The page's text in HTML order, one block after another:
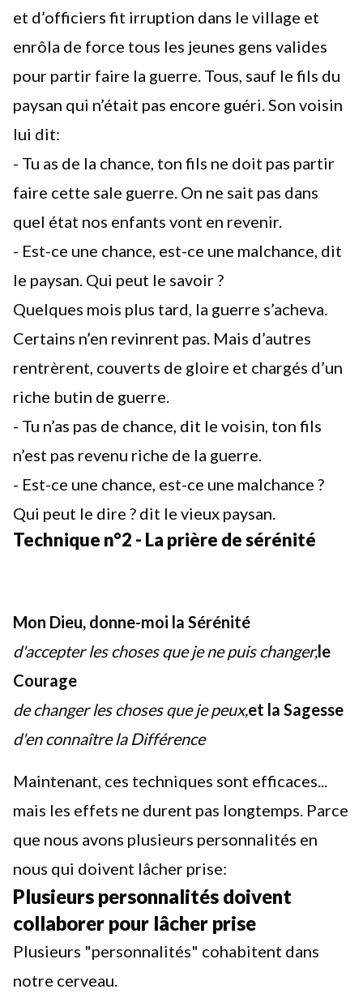
et d’officiers fit irruption dans le village et
enrôla de force tous les jeunes gens valides
pour partir faire la guerre. Tous, sauf le fils du
paysan qui n’était pas encore guéri. Son voisin
lui dit:
- Tu as de la chance, ton fils ne doit pas partir
faire cette sale guerre. On ne sait pas dans
quel état nos enfants vont en revenir.
- Est-ce une chance, est-ce une malchance, dit
le paysan. Qui peut le savoir ?
Quelques mois plus tard, la guerre s’acheva.
Certains n’en revinrent pas. Mais d’autres
rentrèrent, couverts de gloire et chargés d’un
riche butin de guerre.
- Tu n’as pas de chance, dit le voisin, ton fils
n’est pas revenu riche de la guerre.
- Est-ce une chance, est-ce une malchance ?
Qui peut le dire ? dit le vieux paysan.
Technique n°2 - La prière de sérénité
Mon Dieu, donne-moi la Sérénité
d'accepter les choses que je ne puis changer,le
Courage
de changer les choses que je peux,et la Sagesse
d'en connaître la Différence
Maintenant, ces techniques sont efficaces...
mais les effets ne durent pas longtemps. Parce
que nous avons plusieurs personnalités en
nous qui doivent lâcher prise:
Plusieurs personnalités doivent
collaborer pour lâcher prise
Plusieurs "personnalités" cohabitent dans
notre cerveau.